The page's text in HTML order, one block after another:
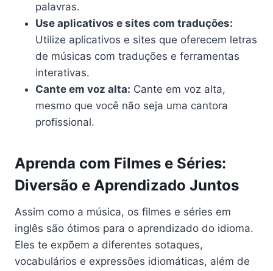
palavras.
Use aplicativos e sites com traduções:
Utilize aplicativos e sites que oferecem letras
de músicas com traduções e ferramentas
interativas.
Cante em voz alta: Cante em voz alta,
mesmo que você não seja uma cantora
profissional.
Aprenda com Filmes e Séries:
Diversão e Aprendizado Juntos
Assim como a música, os filmes e séries em
inglês são ótimos para o aprendizado do idioma.
Eles te expõem a diferentes sotaques,
vocabulários e expressões idiomáticas, além de